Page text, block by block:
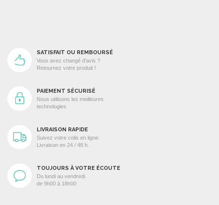
SATISFAIT OU REMBOURSÉ
Vous avez changé d'avis ?
Retournez votre produit !
PAIEMENT SÉCURISÉ
Nous utilisons les meilleures
technologies
LIVRAISON RAPIDE
Suivez votre colis en ligne.
Livraison en 24 / 48 h.
TOUJOURS À VOTRE ÉCOUTE
Du lundi au vendredi
de 9h00 à 18h00